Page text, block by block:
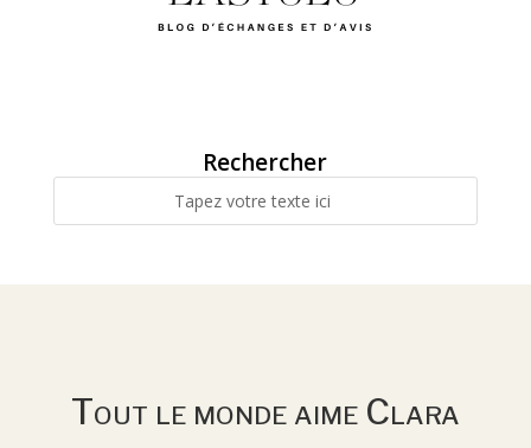
Rechercher
Tout le monde aime Clara